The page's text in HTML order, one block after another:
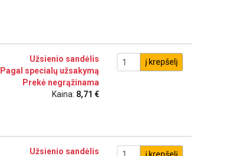
Užsienio sandėlis
Pagal specialų užsakymą
Prekė negrąžinama
Kaina: 8,71 €
į krepšelį
Užsienio sandėlis į krepšelį